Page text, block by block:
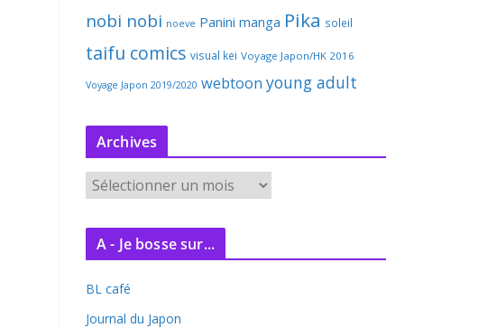
nobi nobi noeve Panini manga Pika soleil
taifu comics visual kei Voyage Japon/HK 2016
Voyage Japon 2019/2020 webtoon young adult
Archives
r
c
v
e
A - Je bosse sur...
BL café
Journal du Japon